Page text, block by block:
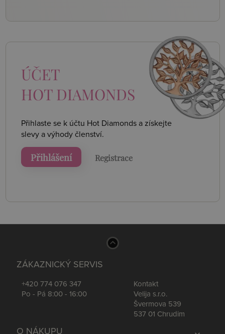
ÚČET
HOT DIAMONDS
Přihlaste se k účtu Hot Diamonds a získejte
slevy a výhody členství.
Přihlášení Registrace
ZÁKAZNICKÝ SERVIS
+420 774 076 347
Po - Pá 8:00 - 16:00
Kontakt
Velija s.r.o.
Švermova 539
537 01 Chrudim
O NÁKUPU